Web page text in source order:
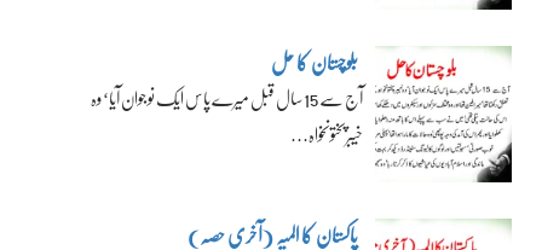
بلوچستان کا حل
آج سے 15 سال قبل میرے پاس ایک نوجوان آیا‘ وہ
خیبرپختونخواہ…
پاکستان کا المیہ (آخری حصہ)